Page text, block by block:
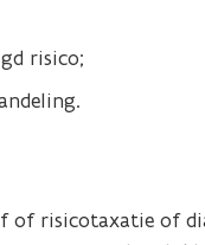
risico;
of risicotaxatie of